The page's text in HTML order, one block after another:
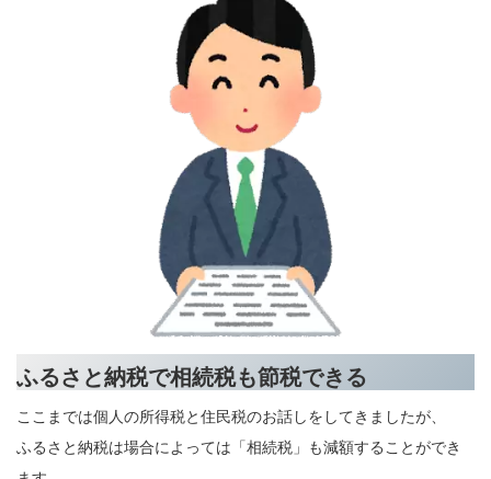
ふるさと納税で相続税も節税できる
ここまでは個人の所得税と住民税のお話しをしてきましたが、
ふるさと納税は場合によっては「相続税」も減額することができ